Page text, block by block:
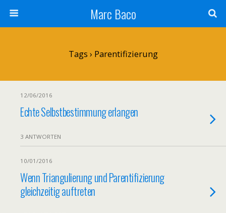
Marc Baco
Tags › Parentifizierung
12/06/2016
Echte Selbstbestimmung erlangen
3 ANTWORTEN
10/01/2016
Wenn Triangulierung und Parentifizierung
gleichzeitig auftreten